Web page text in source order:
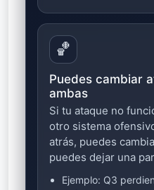
🏀
Puedes cambiar
ambas
Si tu ataque no
otro sistema
atrás, puedes
puedes dejar una
Ejemplo: Q3